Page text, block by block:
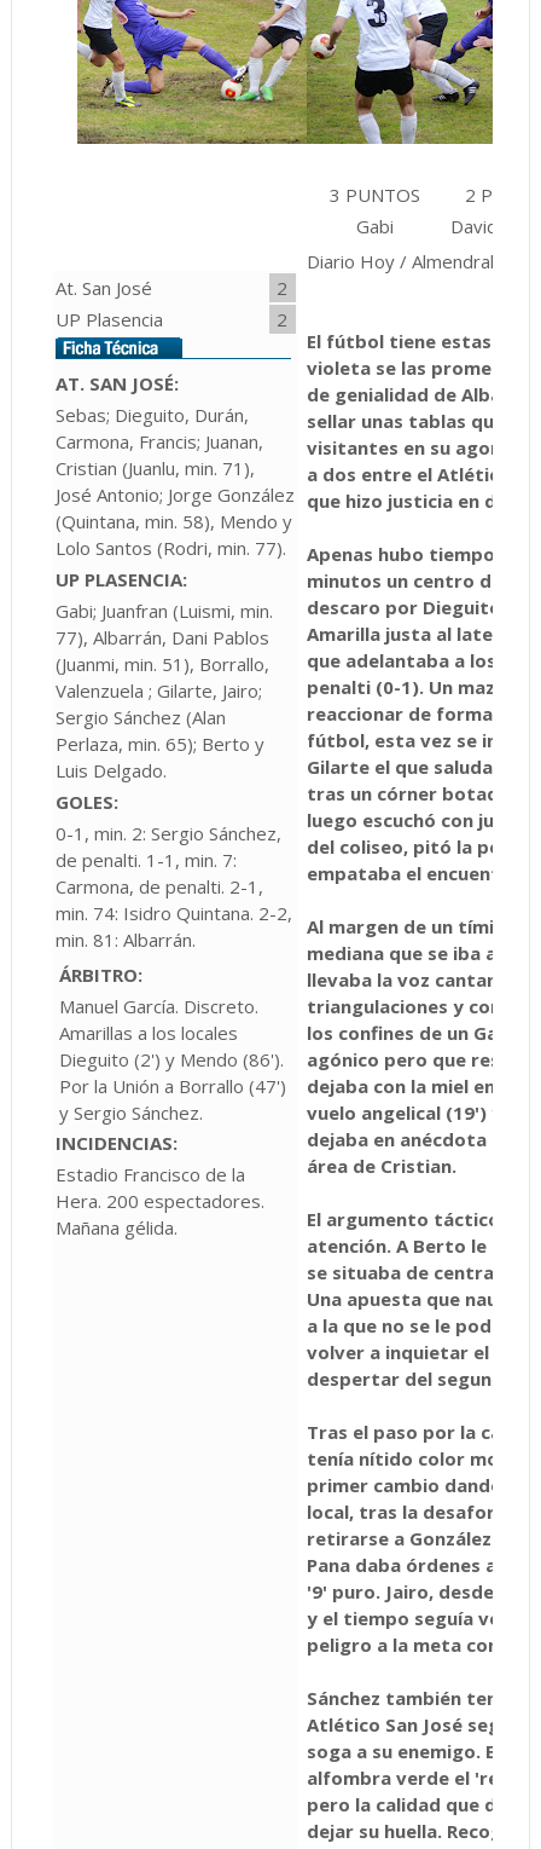
At. San José
2
UP Plasencia
2
AT. SAN JOSÉ:
Sebas; Dieguito, Durán,
Carmona, Francis; Juanan,
Cristian (Juanlu, min. 71),
José Antonio; Jorge González
(Quintana, min. 58), Mendo y
Lolo Santos (Rodri, min. 77).
UP PLASENCIA:
Gabi; Juanfran (Luismi, min.
77), Albarrán, Dani Pablos
(Juanmi, min. 51), Borrallo,
Valenzuela ; Gilarte, Jairo;
Sergio Sánchez (Alan
Perlaza, min. 65); Berto y
Luis Delgado.
GOLES:
0-1, min. 2: Sergio Sánchez,
de penalti. 1-1, min. 7:
Carmona, de penalti. 2-1,
min. 74: Isidro Quintana. 2-2,
min. 81: Albarrán.
ÁRBITRO:
Manuel García. Discreto.
Amarillas a los locales
Dieguito (2') y Mendo (86').
Por la Unión a Borrallo (47')
y Sergio Sánchez.
INCIDENCIAS:
Estadio Francisco de la
Hera. 200 espectadores.
Mañana gélida.
3 PUNTOS
2
Gabi
David
Diario Hoy / Almendralejo
El fútbol tiene estas
violeta se las prometía
de genialidad de
sellar unas tablas que
visitantes en su agonía
a dos entre el Atlético
que hizo justicia en
Apenas hubo tiempo
minutos un centro de
descaro por Dieguito
Amarilla justa al lateral
que adelantaba a los
penalti (0-1). Un mazazo
reaccionar de forma
fútbol, esta vez se
Gilarte el que saludaba
tras un córner botado
luego escuchó con
del coliseo, pitó la pena
empataba el encuentro
Al margen de un tímido
mediana que se iba al
llevaba la voz cantante
triangulaciones y con
los confines de un Gabri
agónico pero que
dejaba con la miel en los
vuelo angelical (19') y
dejaba en anécdota un
área de Cristian.
El argumento táctico
atención. A Berto le
se situaba de central y
Una apuesta que
a la que no se le podía
volver a inquietar el
despertar del segundo
Tras el paso por la
tenía nítido color
primer cambio dando
local, tras la
retirarse a González y
Pana daba órdenes a
'9' puro. Jairo, desde
y el tiempo seguía
peligro a la meta
Sánchez también tenía
Atlético San José seguía
soga a su enemigo. En
alfombra verde el
pero la calidad que
dejar su huella. Recogía